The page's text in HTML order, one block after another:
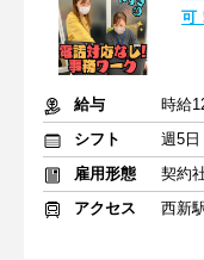
可
給与
時給
シフト
週5日
雇用形態
契約
アクセス
西新